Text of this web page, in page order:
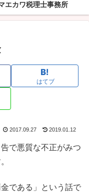
エカワ税理士事務所
はてブ
2017.09.27 2019.01.12
で悪質な不正がみつ
である」という話で